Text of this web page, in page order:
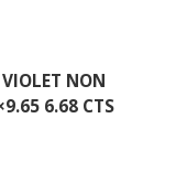
NON
6.68 CTS